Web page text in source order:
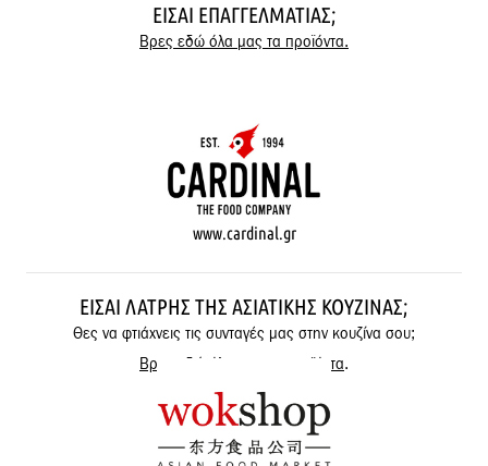
ΕΊΣΑΙ ΕΠΑΓΓΕΛΜΑΤΊΑΣ;
Βρες εδώ όλα μας τα προϊόντα.
www.cardinal.gr
ΕΊΣΑΙ ΛΆΤΡΗΣ ΤΗΣ ΑΣΙΑΤΙΚΉΣ ΚΟΥΖΊΝΑΣ;
Θες να φτιάχνεις τις συνταγές μας στην κουζίνα σου;
Βρες εδώ όλα μας τα προϊόντα.